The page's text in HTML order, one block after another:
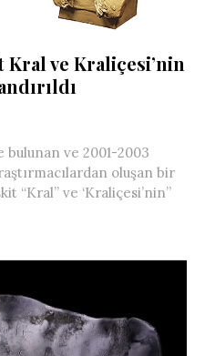
Kral ve Kraliçesi’nin
bulunan ve 2001-2003
oluşan bir
“Kral” ve ‘Kraliçesi’nin”